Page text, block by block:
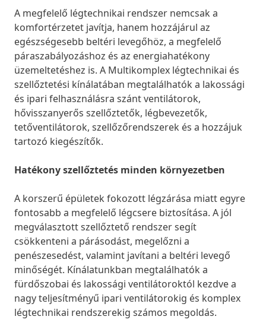
A megfelelő légtechnikai rendszer nemcsak a
komfortérzetet javítja, hanem hozzájárul az
egészségesebb beltéri levegőhöz, a megfelelő
páraszabályozáshoz és az energiahatékony
üzemeltetéshez is. A Multikomplex légtechnikai és
szellőztetési kínálatában megtalálhatók a lakossági
és ipari felhasználásra szánt ventilátorok,
hővisszanyerős szellőztetők, légbevezetők,
tetőventilátorok, szellőzőrendszerek és a hozzájuk
tartozó kiegészítők.
Hatékony szellőztetés minden környezetben
A korszerű épületek fokozott légzárása miatt egyre
fontosabb a megfelelő légcsere biztosítása. A jól
megválasztott szellőztető rendszer segít
csökkenteni a párásodást, megelőzni a
penészesedést, valamint javítani a beltéri levegő
minőségét. Kínálatunkban megtalálhatók a
fürdőszobai és lakossági ventilátoroktól kezdve a
nagy teljesítményű ipari ventilátorokig és komplex
légtechnikai rendszerekig számos megoldás.